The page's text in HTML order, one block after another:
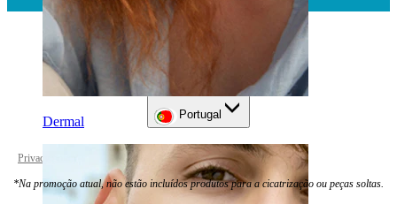
Dermal Portugal
Privacy policy Cookie settings
*Na promoção atual, não estão incluídos produtos para a cicatrização ou peças soltas.